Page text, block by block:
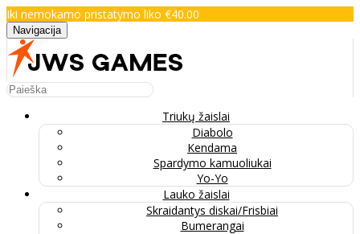
Iki nemokamo pristatymo liko €40.00
Navigacija
Triukų žaislai
Diabolo
Kendama
Spardymo kamuoliukai
Yo-Yo
Lauko žaislai
Skraidantys diskai/Frisbiai
Bumerangai